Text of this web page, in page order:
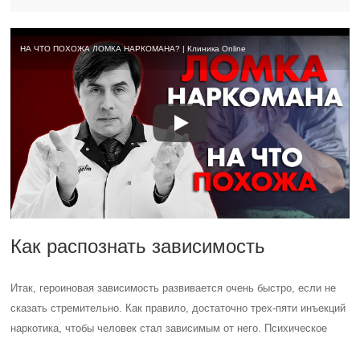
НА ЧТО ПОХОЖА ЛОМКА НАРКОМАНА? | Клиника Online
Как распознать зависимость
Итак, героиновая зависимость развивается очень быстро, если не
сказать стремительно. Как правило, достаточно трех-пяти инъекций
наркотика, чтобы человек стал зависимым от него. Психическое